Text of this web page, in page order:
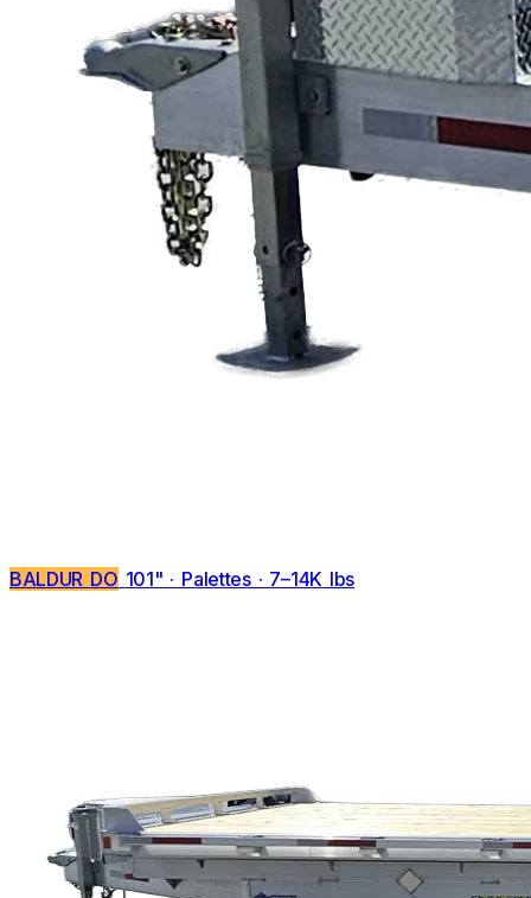
BALDUR DO 101" · Palettes · 7–14K lbs